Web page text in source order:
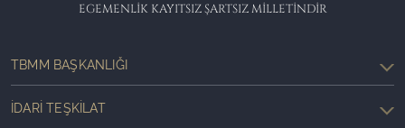
EGEMENLİK KAYITSIZ ŞARTSIZ MİLLETİNDİR
TBMM BAŞKANLIĞI
İDARI TEŞKILAT